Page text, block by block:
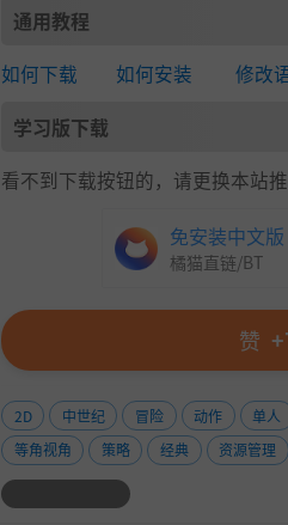
通用教程
如何下载 如何安装 修改
学习版下载
看不到下载按钮的，请更换本站
免安装中文版
橘猫直链/BT
赞
2D 中世纪 冒险 动作 单人
等角视角
策略 经典 资源管理